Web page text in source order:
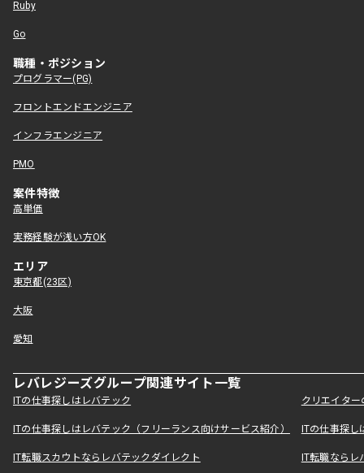
Ruby
Go
職種・ポジション
プログラマー(PG)
フロントエンドエンジニア
インフラエンジニア
PMO
案件特徴
高単価
実務経験が浅い方OK
エリア
東京都(23区)
大阪
愛知
レバレジーズグループ関連サイト一覧
ITの仕事探しはレバテック クリエイタ
ITの仕事探しはレバテック（フリーランス向けサービス紹介） ITの仕事探
IT転職スカウトならレバテックダイレクト IT転職なら